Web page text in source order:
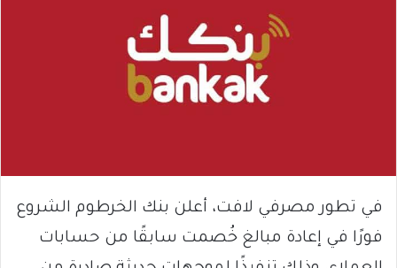
في تطور مصرفي لافت، أعلن بنك الخرطوم الشروع
فورًا في إعادة مبالغ خُصمت سابقًا من حسابات